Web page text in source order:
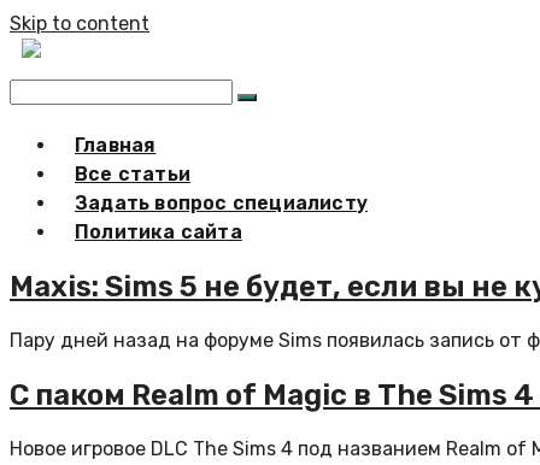
Skip to content
Главная
Все статьи
Задать вопрос специалисту
Политика сайта
Maxis: Sims 5 не будет, если вы не
Пару дней назад на форуме Sims появилась запись от
С паком Realm of Magic в The Sims
Новое игровое DLC The Sims 4 под названием Realm